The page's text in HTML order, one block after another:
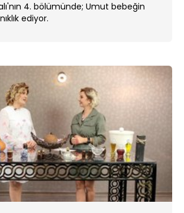
4. bölümünde; Umut bebeğin
ediyor.